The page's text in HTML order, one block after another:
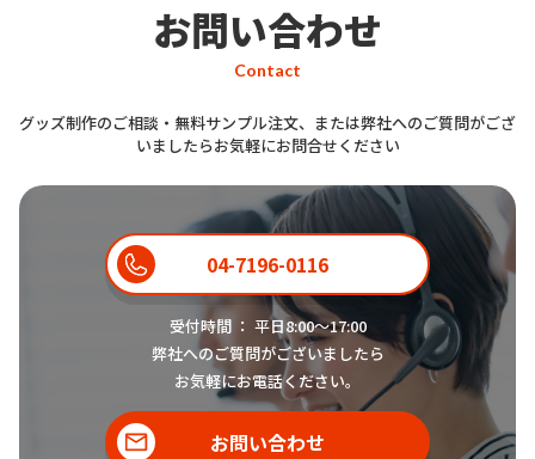
きるオリジナル金型の日本製の抗菌
マスクケースです。普通サイズのも
納することが可能です。コンパクト
タイプの物も、非常にしっかりとし
た作りで不織布マスクを数枚収納す
ることが可能です。
シリコンカバー付きスプレーボトル
はどのような商品でしょうか？
お問い合わせ
Contact
グッズ制作のご相談・無料サンプル注文、または弊社へのご質問がござ
いましたらお気軽にお問合せください
04-7196-0116
受付時間 ： 平日8:00〜17:00
弊社へのご質問がございましたら
お気軽にお電話ください。
お問い合わせ